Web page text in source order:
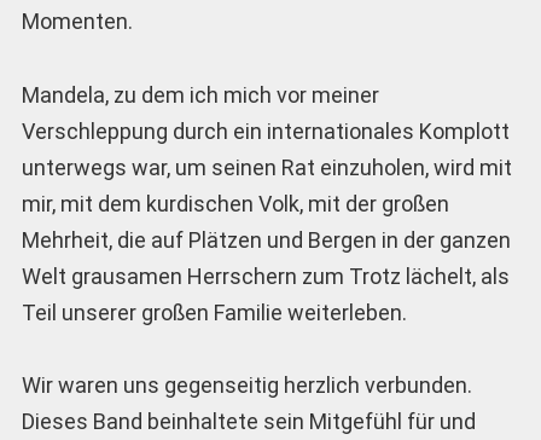
Momenten.
Mandela, zu dem ich mich vor meiner
Verschleppung durch ein internationales Komplott
unterwegs war, um seinen Rat einzuholen, wird mit
mir, mit dem kurdischen Volk, mit der großen
Mehrheit, die auf Plätzen und Bergen in der ganzen
Welt grausamen Herrschern zum Trotz lächelt, als
Teil unserer großen Familie weiterleben.
Wir waren uns gegenseitig herzlich verbunden.
Dieses Band beinhaltete sein Mitgefühl für und